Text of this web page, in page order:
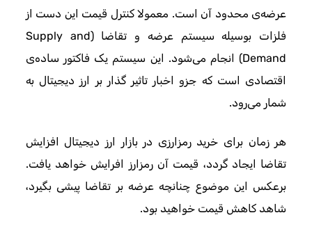
عرضه‌ی محدود آن است. معمولا کنترل قیمت این دست از
فلزات بوسیله سیستم عرضه و تقاضا (Supply and
Demand) انجام می‌شود. این سیستم یک فاکتور ساده‌ی
اقتصادی است که جزو اخبار تاثیر گذار بر ارز دیجیتال به
شمار می‌رود.
هر زمان برای خرید رمزارزی در بازار ارز دیجیتال افزایش
تقاضا ایجاد گردد، قیمت آن رمزارز افرایش خواهد یافت.
برعکس این موضوع چنانچه عرضه بر تقاضا پیشی بگیرد،
شاهد کاهش قیمت خواهید بود.